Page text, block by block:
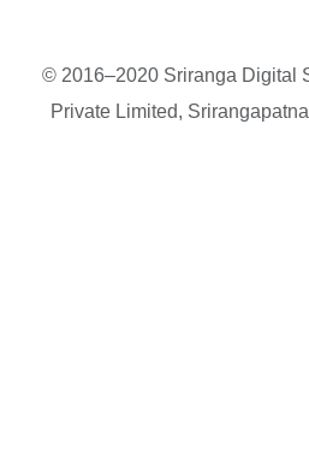
© 2016–2020 Sriranga Digital
Private Limited,